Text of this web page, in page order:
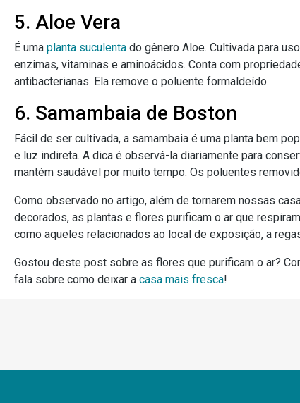
5. Aloe Vera
É uma planta suculenta do gênero Aloe. Cultivada para
enzimas, vitaminas e aminoácidos. Conta com
antibacterianas. Ela remove o poluente formaldeído.
6. Samambaia de Boston
Fácil de ser cultivada, a samambaia é uma planta bem
e luz indireta. A dica é observá-la diariamente para
mantém saudável por muito tempo. Os poluentes
Como observado no artigo, além de tornarem nossas
decorados, as plantas e flores purificam o ar que
como aqueles relacionados ao local de exposição, a
Gostou deste post sobre as flores que purificam o ar?
fala sobre como deixar a casa mais fresca!